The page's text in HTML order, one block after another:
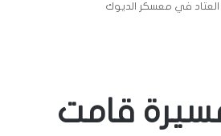
في معسكر الديوك
قامت